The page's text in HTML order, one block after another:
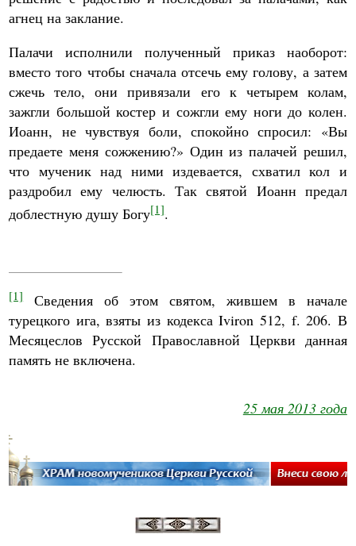
агнец на заклание.
Палачи исполнили полученный приказ наоборот:
вместо того чтобы сначала отсечь ему голову, а затем
сжечь тело, они привязали его к четырем колам,
зажгли большой костер и сожгли ему ноги до колен.
Иоанн, не чувствуя боли, спокойно спросил: «Вы
предаете меня сожжению?» Один из палачей решил,
что мученик над ними издевается, схватил кол и
раздробил ему челюсть. Так святой Иоанн предал
доблестную душу Богу[1].
[1]Сведения об этом святом, жившем в начале
турецкого ига, взяты из кодекса Iviron 512, f. 206. В
Месяцеслов Русской Православной Церкви данная
память не включена.
25 мая 2013 года